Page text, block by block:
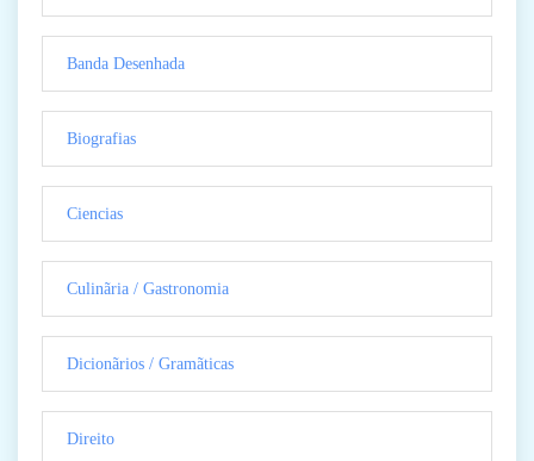
Banda Desenhada
Biografias
Ciencias
Culinãria / Gastronomia
Dicionãrios / Gramãticas
Direito